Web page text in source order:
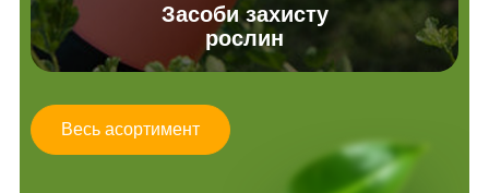
Засоби захисту
рослин
Весь асортимент